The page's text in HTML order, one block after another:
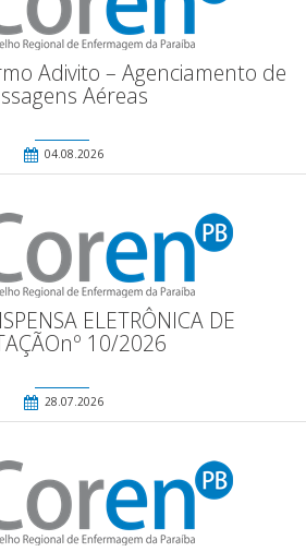
Adivito – Agenciamento de
Aéreas
04.08.2026
ELETRÔNICA DE
10/2026
28.07.2026